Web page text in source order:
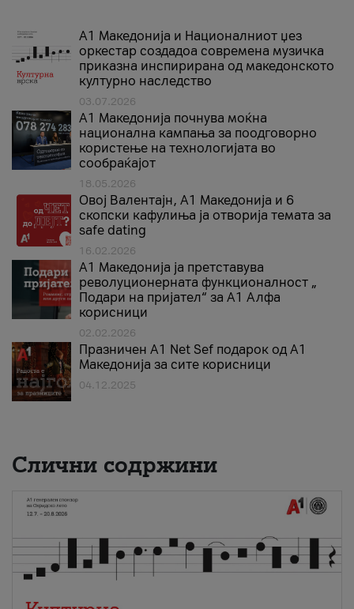
А1 Македонија и Националниот џез
оркестар создадоа современа музичка
приказна инспирирана од македонското
културно наследство
03.07.2026
A1 Македонија почнува моќна
национална кампања за поодговорно
користење на технологијата во
сообраќајот
18.05.2026
Овој Валентајн, A1 Македонија и 6
скопски кафулиња ја отворија темата за
safe dating
16.02.2026
А1 Македонија ја претставува
револуционерната функционалност „
Подари на пријател“ за А1 Алфа
корисници
02.02.2026
Празничен A1 Net Sеf подарок од А1
Македонија за сите корисници
04.12.2025
Слични содржини